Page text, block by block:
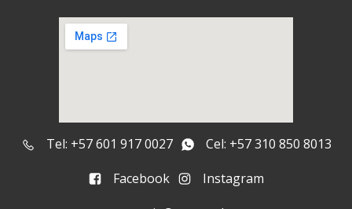
Tel: +57 601 917 0027
Cel: +57 310 850 8013
Facebook
Instagram